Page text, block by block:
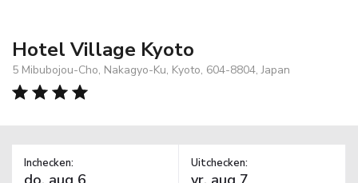
Hotel Village Kyoto
5 Mibubojou-Cho, Nakagyo-Ku, Kyoto, 604-8804, Japan
Inchecken: Uitchecken: